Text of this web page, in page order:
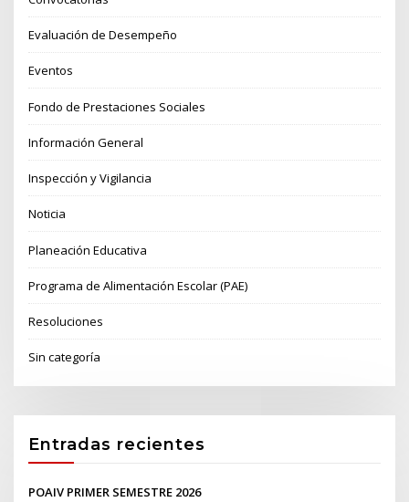
Evaluación de Desempeño
Eventos
Fondo de Prestaciones Sociales
Información General
Inspección y Vigilancia
Noticia
Planeación Educativa
Programa de Alimentación Escolar (PAE)
Resoluciones
Sin categoría
Entradas recientes
POAIV PRIMER SEMESTRE 2026